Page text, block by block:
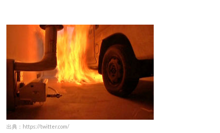
出典：https://twitter.com/